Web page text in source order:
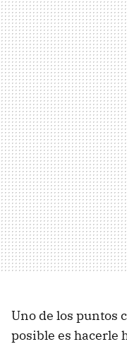
Uno de los puntos
posible es hacerle